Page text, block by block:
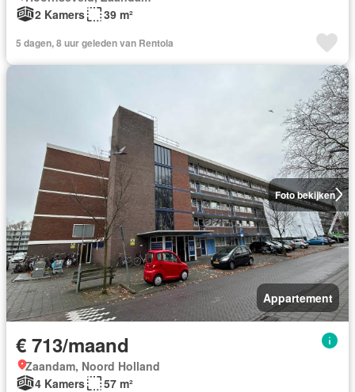
2 Kamers
39 m²
5 dagen, 8 uur geleden van Rentola
Foto bekijken
Appartement
€ 713/maand
Zaandam, Noord Holland
4 Kamers
57 m²